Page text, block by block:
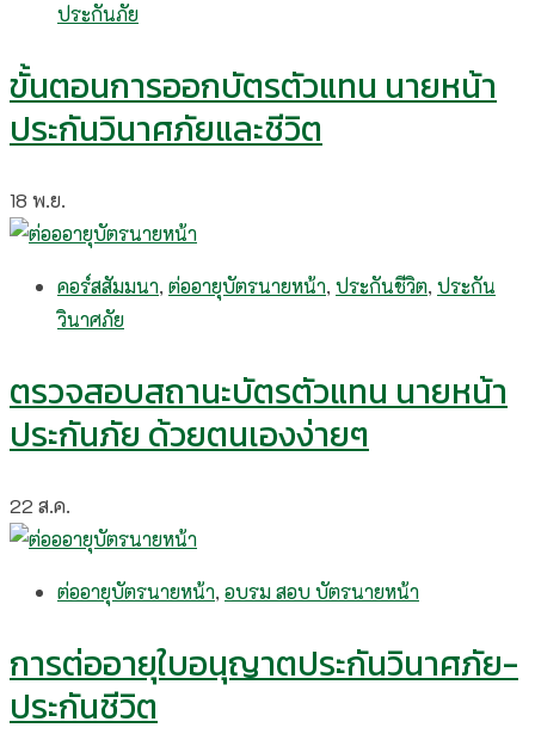
ประกันภัย
ขั้นตอนการออกบัตรตัวแทน นายหน้า
ประกันวินาศภัยและชีวิต
18 พ.ย.
คอร์สสัมมนา, ต่ออายุบัตรนายหน้า, ประกันชีวิต, ประกัน
วินาศภัย
ตรวจสอบสถานะบัตรตัวแทน นายหน้า
ประกันภัย ด้วยตนเองง่ายๆ
22 ส.ค.
ต่ออายุบัตรนายหน้า, อบรม สอบ บัตรนายหน้า
การต่ออายุใบอนุญาตประกันวินาศภัย-
ประกันชีวิต